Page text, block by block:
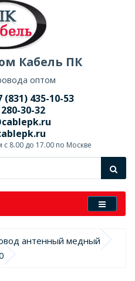
Кабель ПК
оптом
(831) 435-10-53
30-32
8.00 до 17.00 по Москве
антенный медный